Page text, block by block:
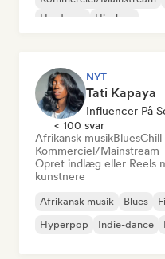
Hardcore
Hip-hop
NYT
Tati Kapaya
Influencer På
< 100 svar
Afrikansk musikBluesChill
Kommerciel/Mainstream
Opret indlæg eller Reels
kunstnere
Afrikansk musik Blues
Hyperpop
Indie-dance